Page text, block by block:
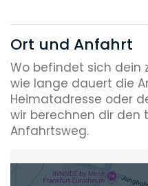
Ort und Anfahrt
Wo befindet sich dein
wie lange dauert die
Heimatadresse oder
wir berechnen dir den
Anfahrtsweg.
Heimatadresse oder